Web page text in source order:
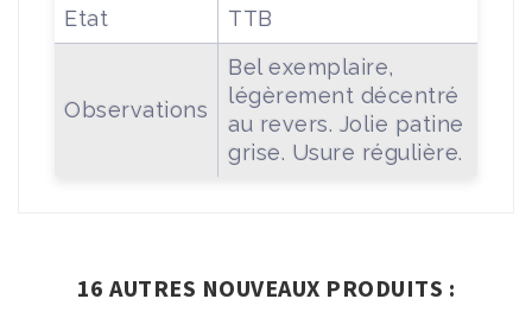
Etat
TTB
Observations
Bel exemplaire,
légèrement décentré
au revers. Jolie patine
grise. Usure régulière.
16 AUTRES NOUVEAUX PRODUITS :